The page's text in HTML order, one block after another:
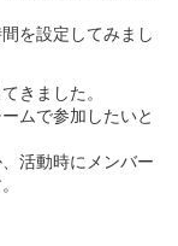
を設定してみまし
きました。
ムで参加したいと
活動時にメンバー